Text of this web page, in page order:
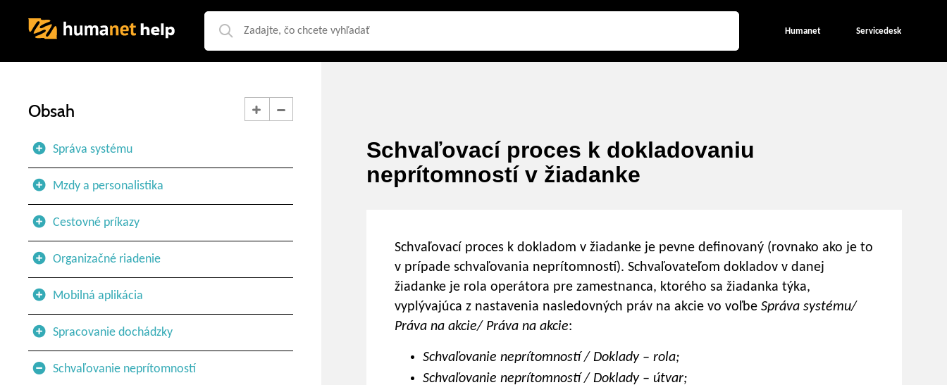
Humanet Servicedesk
Obsah
Správa systému
Mzdy a personalistika
Cestovné príkazy
Organizačné riadenie
Mobilná aplikácia
Spracovanie dochádzky
Schvaľovanie neprítomností
Schvaľovací proces k dokladovaniu
neprítomností v žiadanke
Schvaľovací proces k dokladom v žiadanke je pevne definovaný (rovnako ako je to
v prípade schvaľovania neprítomností). Schvaľovateľom dokladov v danej
žiadanke je rola operátora pre zamestnanca, ktorého sa žiadanka týka,
vyplývajúca z nastavenia nasledovných práv na akcie vo voľbe Správa systému/
Práva na akcie/ Práva na akcie:
Schvaľovanie neprítomností / Doklady – rola;
Schvaľovanie neprítomností / Doklady – útvar;